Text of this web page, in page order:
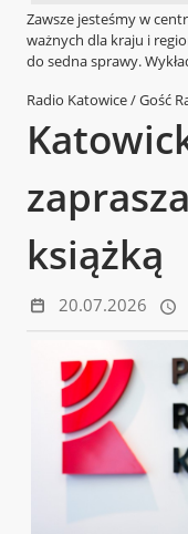
Zawsze jesteśmy w
ważnych dla kraju i
do sedna sprawy.
Radio Katowice / Gość
książką
20.07.2026